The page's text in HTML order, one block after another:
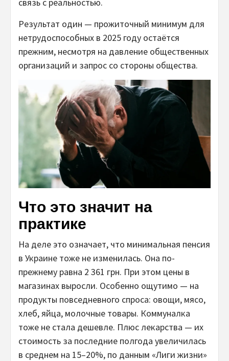
связь с реальностью.
Результат один — прожиточный минимум для
нетрудоспособных в 2025 году остаётся
прежним, несмотря на давление общественных
организаций и запрос со стороны общества.
Что это значит на
практике
На деле это означает, что минимальная пенсия
в Украине тоже не изменилась. Она по-
прежнему равна 2 361 грн. При этом цены в
магазинах выросли. Особенно ощутимо — на
продукты повседневного спроса: овощи, мясо,
хлеб, яйца, молочные товары. Коммуналка
тоже не стала дешевле. Плюс лекарства — их
стоимость за последние полгода увеличилась
в среднем на 15–20%, по данным «Лиги жизни»